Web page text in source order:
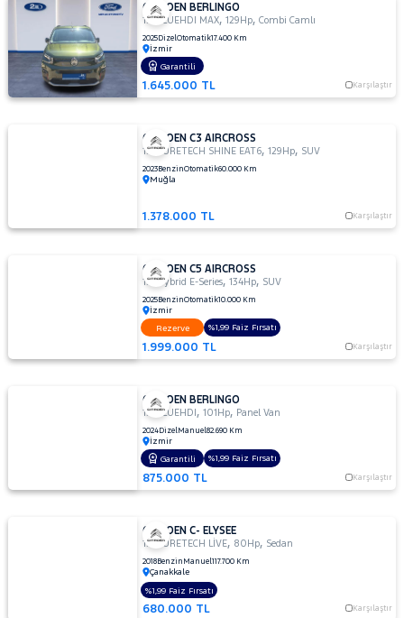
CITROEN BERLINGO
1.5 BLUEHDI MAX,129Hp,Combi Camlı
2025DizelOtomatik17.400 Km
İzmir
1.645.000 TL Karşılaştır
Garantili
CITROEN C3 AIRCROSS
1.2 PURETECH SHINE EAT6,129Hp, SUV
2023BenzinOtomatik60.000 Km
Muğla
1.378.000 TL Karşılaştır
CITROEN C5 AIRCROSS
1.2 Hybrid E-Series,134Hp, SUV
2025BenzinOtomatik10.000 Km
İzmir
1.999.000 TL Karşılaştır
Rezerve %1,99 Faiz Fırsatı
CITROEN BERLINGO
1.5 BLUEHDI ,101Hp, Panel Van
2024DizelManuel82.690 Km
İzmir
875.000 TL Karşılaştır
Garantili %1,99 Faiz Fırsatı
CITROEN C- ELYSEE
1.2 PURETECH LİVE, 80Hp, Sedan
2018Benzin Manuel117.700 Km
Çanakkale
680.000 TL Karşılaştır
%1,99 Faiz Fırsatı